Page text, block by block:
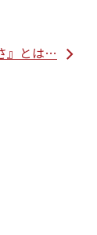
』とは…